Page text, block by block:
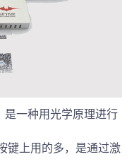
是一种用光学原理进行
键上用的多，是通过激